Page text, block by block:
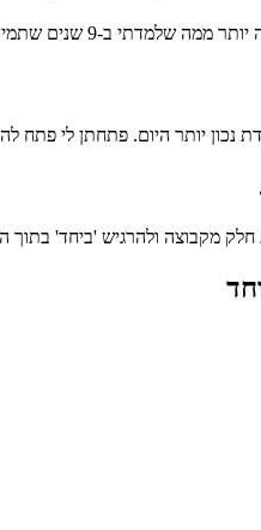
לימדתי והתפתחתי בעצמי."
נכון יותר היום. פתחתן לי
חלק מקבוצה ולהרגיש 'ביחד' בתוך